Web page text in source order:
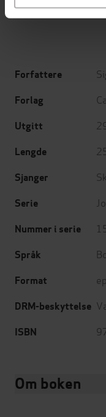
EBOK
Forfattere
Forlag
Utgitt
Lengde
Sjanger
Serie
Nummer i serie
Språk
Format
DRM-beskyttelse
ISBN
Om boken